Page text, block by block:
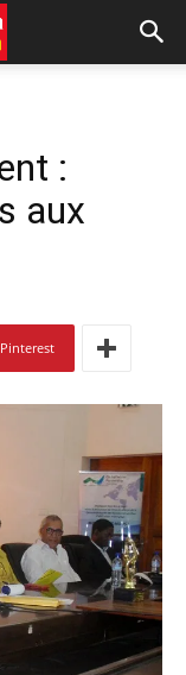
:
aux
Pinterest